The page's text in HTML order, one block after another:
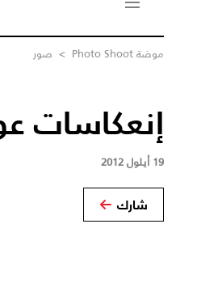
موضة Photo Shoot > صور
إنعكاسات
19 أيلول 2012
شارك